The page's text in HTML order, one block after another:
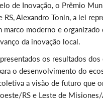
de Inovação, o Prêmio
Alexandro Tonin, a lei
moderno e
da inovação local.
os resultados
o desenvolvimento do
a visão de futuro que
RS e Leste de